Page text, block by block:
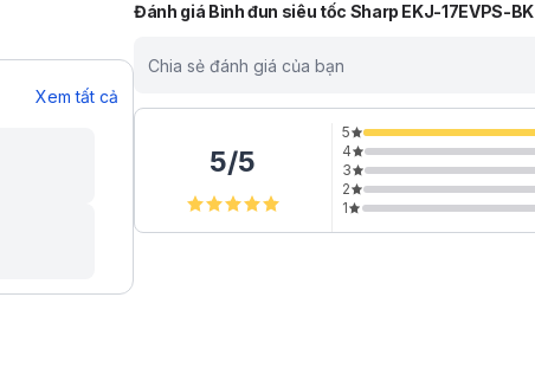
Xem tất cả
Đánh giá Bình đun siêu tốc Sharp EKJ-17EVPS-BK
Chia sẻ đánh giá của bạn
5/5
5
4
3
2
1